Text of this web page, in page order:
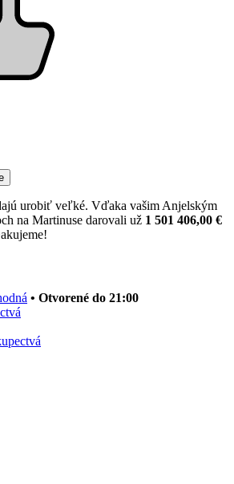
urobiť veľké. Vďaka vašim Anjelským
na Martinuse darovali už 1 501 406,00 €
• Otvorené do 21:00